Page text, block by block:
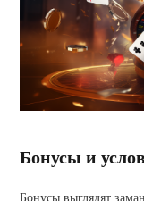
Бонусы и
Бонусы выглядят